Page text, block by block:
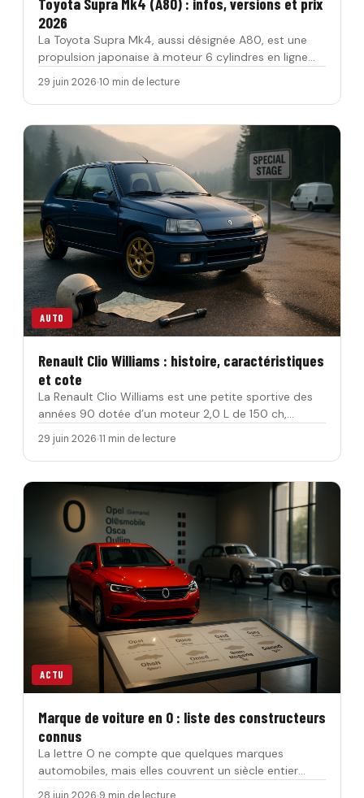
2026
La Toyota Supra Mk4, aussi désignée A80, est une
propulsion japonaise à moteur 6 cylindres en ligne
produite de 1993 à 2…
29 juin 2026 10 min de lecture
AUTO
Renault Clio Williams : histoire, caractéristiques
et cote
La Renault Clio Williams est une petite sportive des
années 90 dotée d’un moteur 2,0 L de 150 ch,
conçue pour cour…
29 juin 2026 11 min de lecture
ACTU
Marque de voiture en O : liste des constructeurs
connus
La lettre O ne compte que quelques marques
automobiles, mais elles couvrent un siècle entier
d’histoire et plusieu…